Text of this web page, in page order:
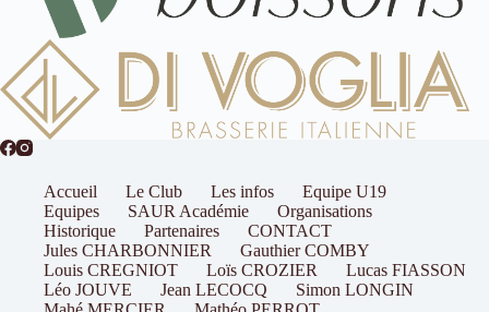
Accueil Le Club Les infos
Equipe U19
Equipes
SAUR Académie
Organisations
Historique
Partenaires
CONTACT
Jules CHARBONNIER
Gauthier COMBY
Louis CREGNIOT
Loïs CROZIER
Lucas FIASSON
Léo JOUVE
Jean LECOCQ
Simon LONGIN